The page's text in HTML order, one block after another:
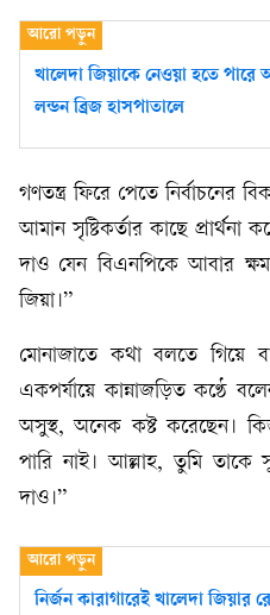
খালেদা জিয়াকে নেওয়া হতে পারে
লন্ডন ব্রিজ হাসপাতালে
গণতন্ত্র ফিরে পেতে নির্বাচনের
আমান সৃষ্টিকর্তার কাছে
দাও যেন বিএনপিকে আবার
জিয়া।”
মোনাজাতে কথা বলতে গিয়ে
একপর্যায়ে কান্নাজড়িত কণ্ঠে
অসুস্থ, অনেক কষ্ট করেছেন।
পারি নাই। আল্লাহ, তুমি তাকে
দাও।”
নির্জন কারাগারেই খালেদা জিয়ার